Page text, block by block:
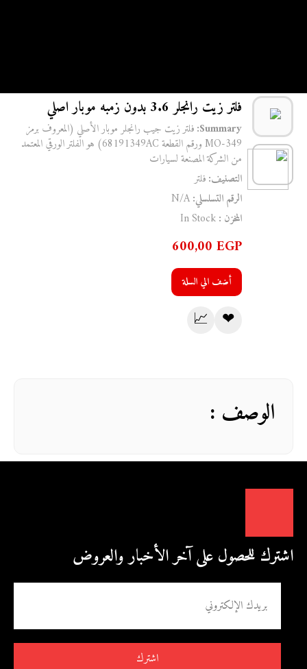
فلتر زيت رانجلر 3.6 بدون زمبه موبار اصلي
Summary: فلتر زيت جيب رانجلر موبار الأصلي (المعروف برمز
MO-349 ورقم القطعة 68191349AC) هو الفلتر الورقي المعتمد
من الشركة المصنعة لسيارات
التصنيف:فلتر
الرقم التسلسلي:
المخزن :
600,00 EGP
أضف الي السلة
❤
📈
الوصف :
اشترك للحصول على آخر الأخبار والعروض
اشترك